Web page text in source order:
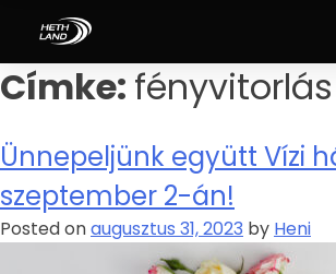
Címke: fényvitorlás
Ünnepeljünk együtt Vízi
szeptember 2-án!
Posted onaugusztus 31, 2023 by Heni